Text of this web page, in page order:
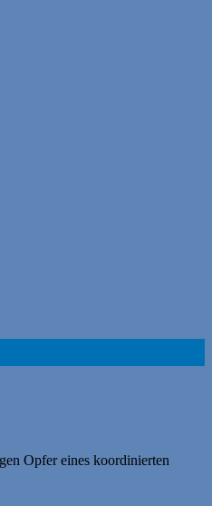
Opfer eines koordinierten